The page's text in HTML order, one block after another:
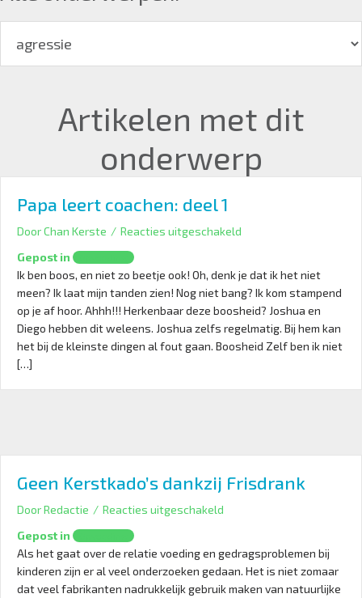
Artikelen met dit
onderwerp
Papa leert coachen: deel 1
DoorChan Kerste / Reacties uitgeschakeld
coachen:
deel
1
Gepost in
Ik ben boos, en niet zo beetje ook! Oh, denk je dat ik het niet
meen? Ik laat mijn tanden zien! Nog niet bang? Ik kom stampend
op je af hoor. Ahhh!!! Herkenbaar deze boosheid? Joshua en
Diego hebben dit weleens. Joshua zelfs regelmatig. Bij hem kan
het bij de kleinste dingen al fout gaan. Boosheid Zelf ben ik niet
[…]
Geen Kerstkado’s dankzij Frisdrank
DoorRedactie / Reacties uitgeschakeld
dankzij
Frisdrank
Gepost in
Als het gaat over de relatie voeding en gedragsproblemen bij
kinderen zijn er al veel onderzoeken gedaan. Het is niet zomaar
dat veel fabrikanten nadrukkelijk gebruik maken van natuurlijke